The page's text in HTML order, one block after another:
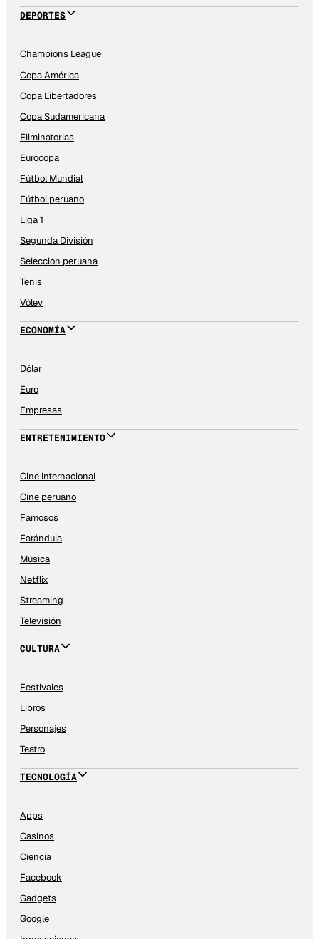
DEPORTES
Champions League
Copa América
Copa Libertadores
Copa Sudamericana
Eliminatorias
Eurocopa
Fútbol Mundial
Fútbol peruano
Liga 1
Segunda División
Selección peruana
Tenis
Vóley
ECONOMÍA
Dólar
Euro
Empresas
ENTRETENIMIENTO
Cine internacional
Cine peruano
Famosos
Farándula
Música
Netflix
Streaming
Televisión
CULTURA
Festivales
Libros
Personajes
Teatro
TECNOLOGÍA
Apps
Casinos
Ciencia
Facebook
Gadgets
Google